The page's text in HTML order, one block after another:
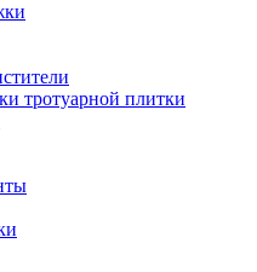
тротуарной плитки